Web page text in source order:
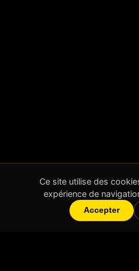
Ce site utilise des
expérience de
Accepter